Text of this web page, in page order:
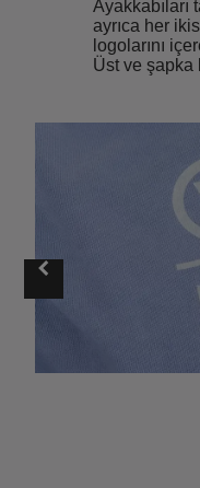
Ayakkabıları
ayrıca her
logolarını
Üst ve şapka